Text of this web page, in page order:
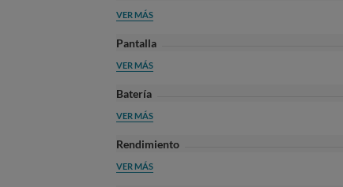
VER MÁS
Pantalla
VER MÁS
Batería
VER MÁS
Rendimiento
VER MÁS